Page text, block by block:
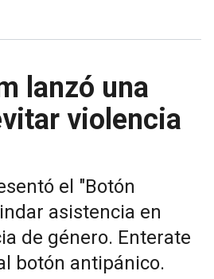
lanzó una
violencia
el "Botón
asistencia en
de género. Enterate
botón antipánico.